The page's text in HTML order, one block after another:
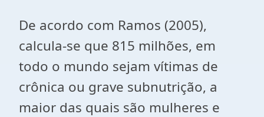
De acordo com Ramos (2005),
calcula-se que 815 milhões, em
todo o mundo sejam vítimas de
crônica ou grave subnutrição, a
maior das quais são mulheres e